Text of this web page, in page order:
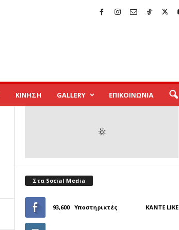
ΚΙΝΗΣΗ GALLERY ΕΠΙΚΟΙΝΩΝΙΑ
Στα Social Media
93,600 Υποστηρικτές ΚΆΝΤΕ LIKE